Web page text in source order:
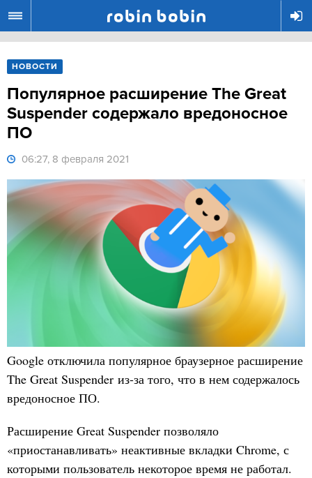
НОВОСТИ
Популярное расширение The Great
Suspender содержало вредоносное
ПО
06:27, 8 февраля 2021
Google отключила популярное браузерное расширение
The Great Suspender из-за того, что в нем содержалось
вредоносное ПО.
Расширение Great Suspender позволяло
«приостанавливать» неактивные вкладки Chrome, с
которыми пользователь некоторое время не работал.